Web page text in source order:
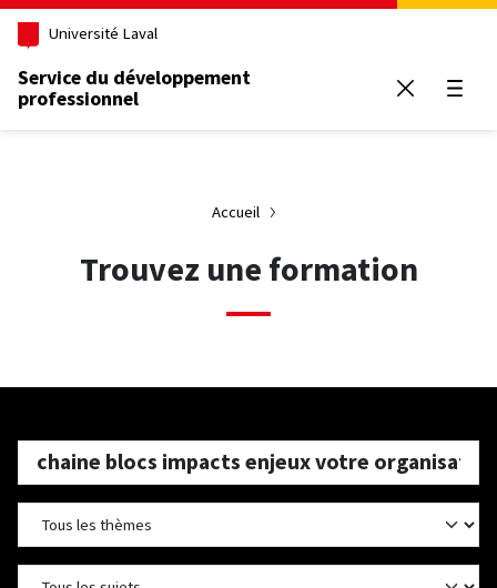
Aller au contenu principal
Université Laval
Service du développement
professionnel
Accueil
Trouvez une formation